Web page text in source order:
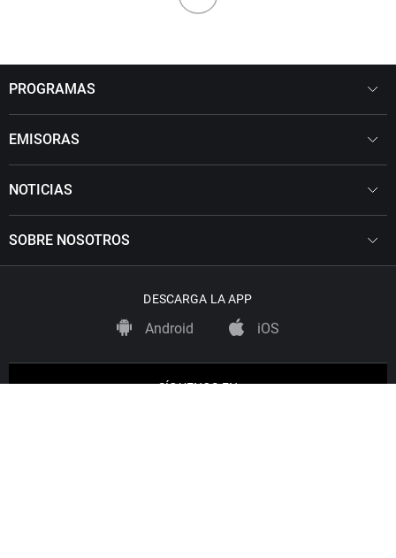
PROGRAMAS
EMISORAS
NOTICIAS
SOBRE NOSOTROS
DESCARGA LA APP
Android iOS
SÍGUENOS EN